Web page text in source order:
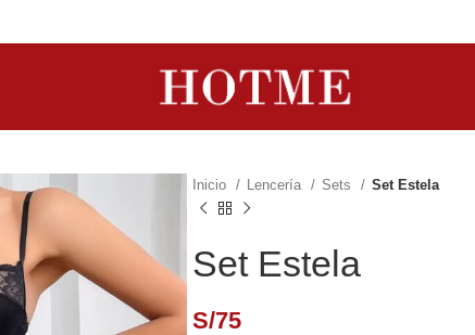
Inicio Lencería Sets Set Estela
Set Estela
S/75